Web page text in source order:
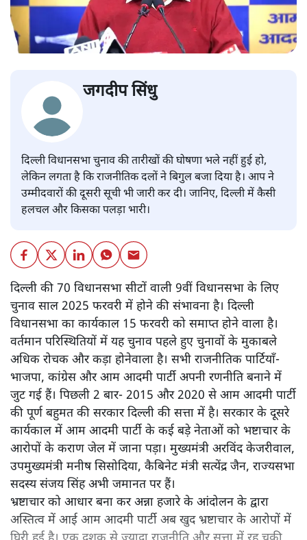
जगदीप सिंधु
दिल्ली विधानसभा चुनाव की तारीखों की घोषणा भले नहीं हुई हो,
लेकिन लगता है कि राजनीतिक दलों ने बिगुल बजा दिया है। आप ने
उम्मीदवारों की दूसरी सूची भी जारी कर दी। जानिए, दिल्ली में कैसी
हलचल और किसका पलड़ा भारी।
दिल्ली की 70 विधानसभा सीटों वाली 9वीं विधानसभा के लिए
चुनाव साल 2025 फरवरी में होने की संभावना है। दिल्ली
विधानसभा का कार्यकाल 15 फरवरी को समाप्त होने वाला है।
वर्तमान परिस्थितियों में यह चुनाव पहले हुए चुनावों के मुकाबले
अधिक रोचक और कड़ा होनेवाला है। सभी राजनीतिक पार्टियाँ-
भाजपा, कांग्रेस और आम आदमी पार्टी अपनी रणनीति बनाने में
जुट गई हैं। पिछली 2 बार- 2015 और 2020 से आम आदमी पार्टी
की पूर्ण बहुमत की सरकार दिल्ली की सत्ता में है। सरकार के दूसरे
कार्यकाल में आम आदमी पार्टी के कई बड़े नेताओं को भष्टाचार के
आरोपों के कराण जेल में जाना पड़ा। मुख्यमंत्री अरविंद केजरीवाल,
उपमुख्यमंत्री मनीष सिसोदिया, कैबिनेट मंत्री सत्येंद्र जैन, राज्यसभा
सदस्य संजय सिंह अभी जमानत पर हैं।
भ्रष्टाचार को आधार बना कर अन्ना हजारे के आंदोलन के द्वारा
अस्तित्व में आई आम आदमी पार्टी अब खुद भ्रष्टाचार के आरोपों में